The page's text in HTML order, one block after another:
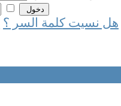
هل نسيت كلمة السر ؟